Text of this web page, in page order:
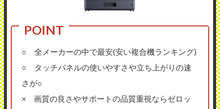
○ 全メーカーの中で最安(安い複合機ランキング)
○ タッチパネルの使いやすさや立ち上がりの速
さが○
× 画質の良さやサポートの品質重視ならゼロッ